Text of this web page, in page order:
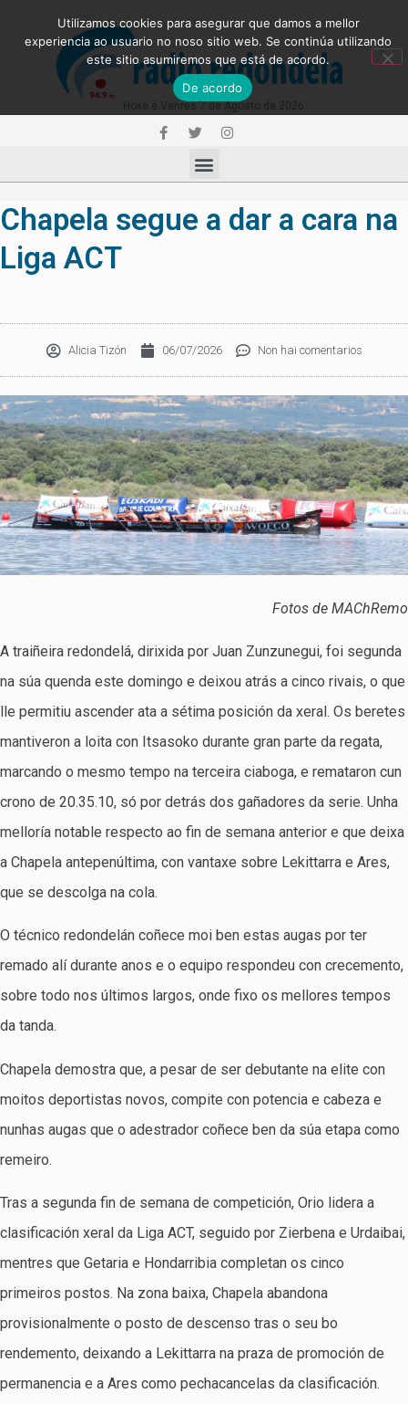
Chapela segue a dar a cara na
Liga ACT
Alicia Tizón 06/07/2026 Non hai comentarios
Fotos de MAChRemo
A traiñeira redondelá, dirixida por Juan Zunzunegui, foi segunda
na súa quenda este domingo e deixou atrás a cinco rivais, o que
lle permitiu ascender ata a sétima posición da xeral. Os beretes
mantiveron a loita con Itsasoko durante gran parte da regata,
marcando o mesmo tempo na terceira ciaboga, e remataron cun
crono de 20.35.10, só por detrás dos gañadores da serie. Unha
melloría notable respecto ao fin de semana anterior e que deixa
a Chapela antepenúltima, con vantaxe sobre Lekittarra e Ares,
que se descolga na cola.
O técnico redondelán coñece moi ben estas augas por ter
remado alí durante anos e o equipo respondeu con crecemento,
sobre todo nos últimos largos, onde fixo os mellores tempos
da tanda.
Chapela demostra que, a pesar de ser debutante na elite con
moitos deportistas novos, compite con potencia e cabeza e
nunhas augas que o adestrador coñece ben da súa etapa como
remeiro.
Tras a segunda fin de semana de competición, Orio lidera a
clasificación xeral da Liga ACT, seguido por Zierbena e Urdaibai,
mentres que Getaria e Hondarribia completan os cinco
primeiros postos. Na zona baixa, Chapela abandona
provisionalmente o posto de descenso tras o seu bo
rendemento, deixando a Lekittarra na praza de promoción de
permanencia e a Ares como pechacancelas da clasificación.
Utilizamos cookies para asegurar que damos a mellor
experiencia ao usuario no noso sitio web. Se continúa utilizando
este sitio asumiremos que está de acordo.
De acordo